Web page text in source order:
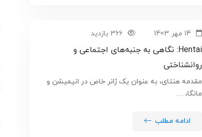
14 مهر 1403 366 بازدید
Hentai: نگاهی به جنبه‌های اجتماعی و
روانشناختی
مقدمه هنتای، به عنوان یک ژانر خاص در انیمیشن و
مانگا، …
ادامه مطلب